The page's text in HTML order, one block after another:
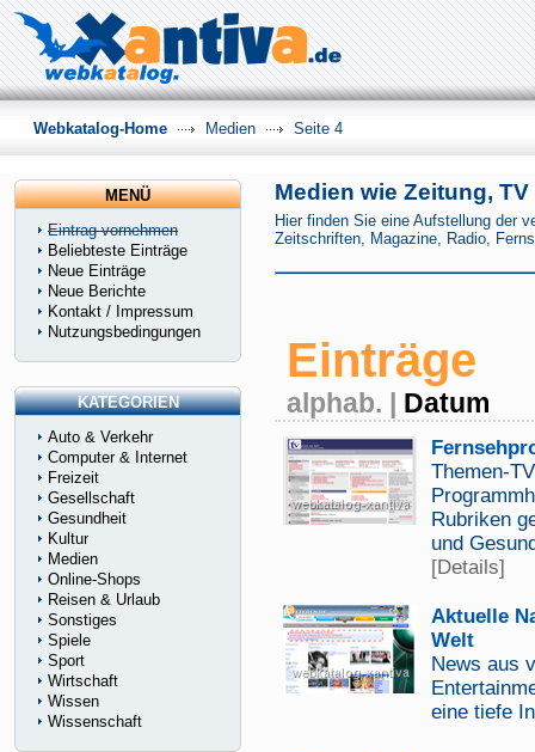
Medien wie Zeitung,
Hier finden Sie eine Aufstellung der
Zeitschriften, Magazine, Radio,
Einträge
alphab. | Datum
Themen-
Rubriken
und
[Details]
Aktuelle
Welt
News aus
eine tiefe
Webkatalog-Home Medien Seite 4
MENÜ
Eintrag vornehmen
Beliebteste Einträge
Neue Einträge
Neue Berichte
Kontakt / Impressum
Nutzungsbedingungen
KATEGORIEN
Auto & Verkehr
Computer & Internet
Freizeit
Gesellschaft
Gesundheit
Kultur
Medien
Online-Shops
Reisen & Urlaub
Sonstiges
Spiele
Sport
Wirtschaft
Wissen
Wissenschaft